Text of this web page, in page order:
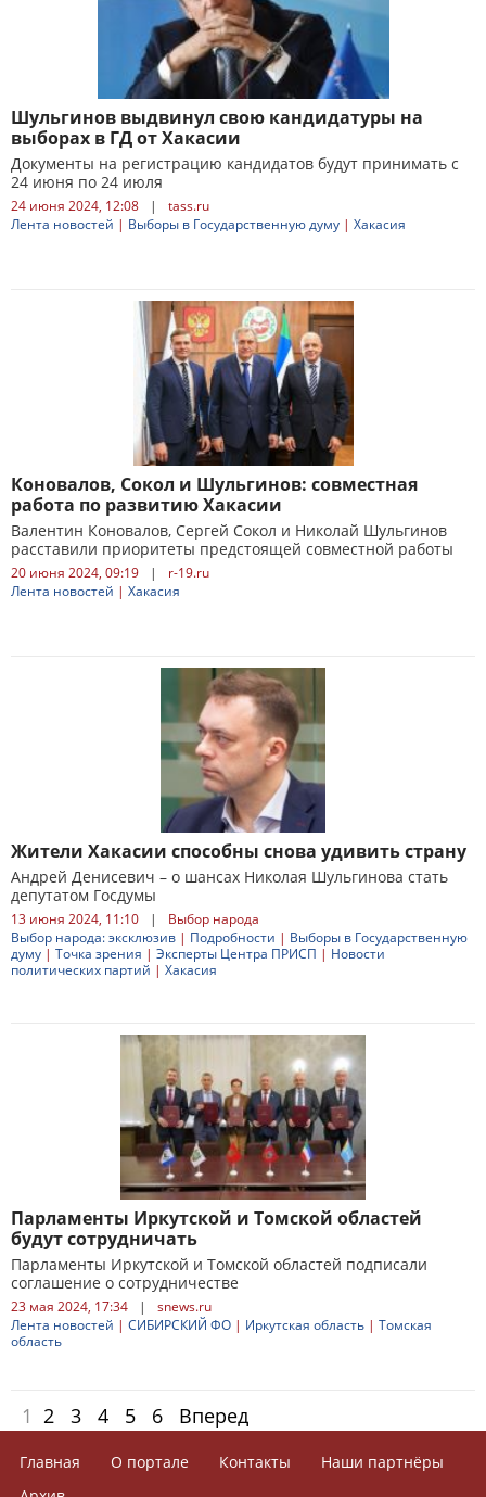
Шульгинов выдвинул свою кандидатуры на
выборах в ГД от Хакасии
Документы на регистрацию кандидатов будут принимать с
24 июня по 24 июля
24 июня 2024, 12:08 |
tass.ru
Лента новостей | Выборы в Государственную думу | Хакасия
Коновалов, Сокол и Шульгинов: совместная
работа по развитию Хакасии
Валентин Коновалов, Сергей Сокол и Николай Шульгинов
расставили приоритеты предстоящей совместной работы
20 июня 2024, 09:19 |
r-19.ru
Лента новостей | Хакасия
Жители Хакасии способны снова удивить страну
Андрей Денисевич – о шансах Николая Шульгинова стать
депутатом Госдумы
13 июня 2024, 11:10 |
Выбор народа
Выбор народа: эксклюзив | Подробности | Выборы в Государственную
думу | Точка зрения | Эксперты Центра ПРИСП | Новости
политических партий | Хакасия
Парламенты Иркутской и Томской областей
будут сотрудничать
Парламенты Иркутской и Томской областей подписали
соглашение о сотрудничестве
23 мая 2024, 17:34 |
snews.ru
Лента новостей | СИБИРСКИЙ ФО | Иркутская область | Томская
область
1 2 3 4 5 6 Вперед
Главная О портале Контакты
Наши партнёры